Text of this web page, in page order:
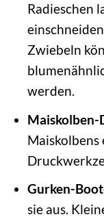
Radieschen
Zwiebeln
werden.
Maiskolben-
Gurken-
sie aus.